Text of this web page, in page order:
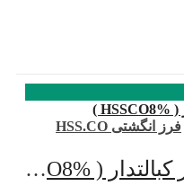
فرز انگشتی HSS.CO
فرز انگشتی 32 میلیمتر کبالتدار ( HSSCO8% )